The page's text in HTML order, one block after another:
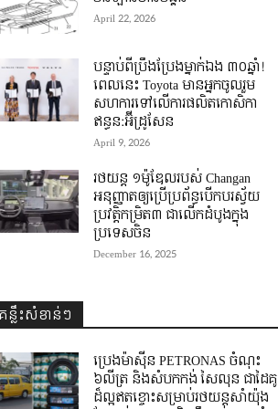
April 22, 2026
បន្ទាប់ពីប្រឹងប្រែងម្នាក់ឯង ៣០ឆ្នាំ! ​
ពេលនេះ Toyota មានអ្នកចូលរួម
សហការទៅលើការផលិតកោសិកា
ឥន្ធន:អ៊ីដ្រូសែន
April 9, 2026
រថយន្ត ១ម៉ូឌែលរបស់ Changan
អនុញ្ញាតឲ្យប្រើប្រព័ន្ធបើកបរស្វ័យ
ប្រវត្តិកម្រិត៣ ជាលើកដំបូងក្នុង
ប្រទេសចិន
December 16, 2025
ន្លឹះសំខាន់ៗ
ប្រេងម៉ាស៊ីន PETRONAS ចំណុះ
៦លីត្រ និងសំបកកង់ សៃលុន ជាដៃគូ
ដ៏ល្អឥតខ្ចោះសម្រាប់រថយន្តសាំយ៉ុង